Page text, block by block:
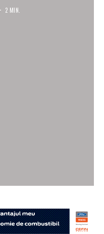
2 MIN.